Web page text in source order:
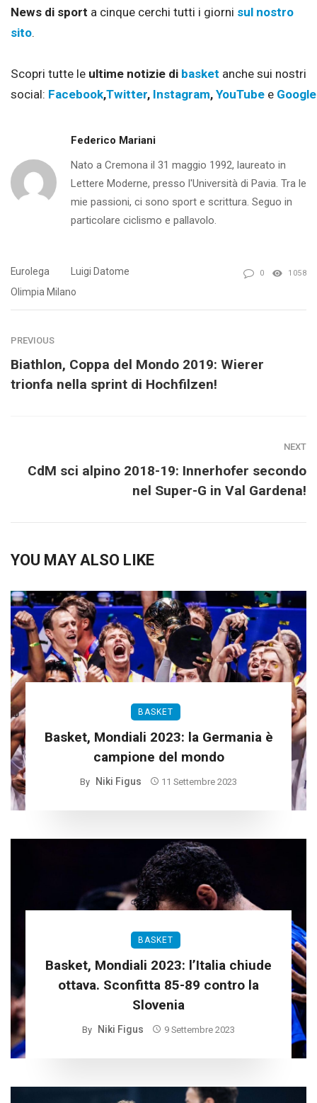
News di sport a cinque cerchi tutti i giorni sul nostro
sito.
Scopri tutte le ultime notizie di basket anche sui nostri
social: Facebook,Twitter, Instagram, YouTube e
Federico Mariani
Nato a Cremona il 31 maggio 1992, laureato in
Lettere Moderne, presso l'Università di Pavia. Tra le
mie passioni, ci sono sport e scrittura. Seguo in
particolare ciclismo e pallavolo.
Eurolega
Luigi Datome
Olimpia Milano
0 1058
PREVIOUS
Biathlon, Coppa del Mondo 2019: Wierer
trionfa nella sprint di Hochfilzen!
NEXT
CdM sci alpino 2018-19: Innerhofer secondo
nel Super-G in Val Gardena!
YOU MAY ALSO LIKE
BASKET
Basket, Mondiali 2023: la Germania è
campione del mondo
By Niki Figus 11 Settembre 2023
BASKET
Basket, Mondiali 2023: l’Italia chiude
ottava. Sconfitta 85-89 contro la
Slovenia
By Niki Figus 9 Settembre 2023